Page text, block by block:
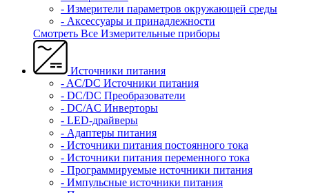
- Измерители параметров окружающей среды
- Аксессуары и принадлежности
Смотреть Все Измерительные приборы
Источники питания
- AC/DC Источники питания
- DC/DC Преобразователи
- DC/AC Инверторы
- LED-драйверы
- Адаптеры питания
- Источники питания постоянного тока
- Источники питания переменного тока
- Программируемые источники питания
- Импульсные источники питания